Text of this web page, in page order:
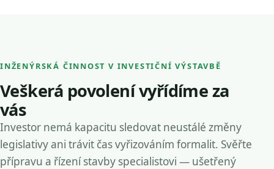
INŽENÝRSKÁ ČINNOST V INVESTIČNÍ VÝSTAVBĚ
Veškerá povolení vyřídíme za
vás
Investor nemá kapacitu sledovat neustálé změny
legislativy ani trávit čas vyřizováním formalit. Svěřte
přípravu a řízení stavby specialistovi — ušetřený